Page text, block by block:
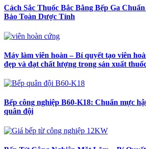
Cách Sắc Thuốc Bắc Bằng Bếp Ga
Bảo Toàn Dược Tính
Máy làm viên hoàn – Bí quyết tạo viên
đẹp và đạt chất lượng trong sản xuất
Bếp công nghiệp B60-K18: Chuẩn mực
quân đội